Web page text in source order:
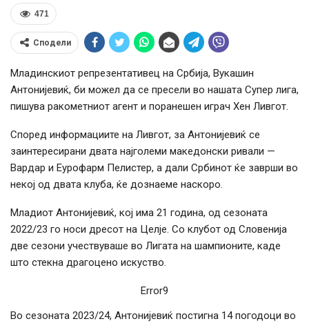
471
Сподели
Младинскиот репрезентативец на Србија, Вукашин
Антонијевиќ, би можел да се пресели во нашата Супер лига,
пишува ракометниот агент и поранешен играч Хен Ливгот.
Според информациите на Ливгот, за Антонијевиќ се
заинтересирани двата најголеми македонски ривали —
Вардар и Еурофарм Пелистер, а дали Србинот ќе заврши во
некој од двата клуба, ќе дознаеме наскоро.
Младиот Антонијевиќ, кој има 21 година, од сезоната
2022/23 го носи дресот на Целје. Со клубот од Словенија
две сезони учествуваше во Лигата на шампионите, каде
што стекна драгоцено искуство.
Error9
Во сезоната 2023/24, Антонијевиќ постигна 14 погодоци во